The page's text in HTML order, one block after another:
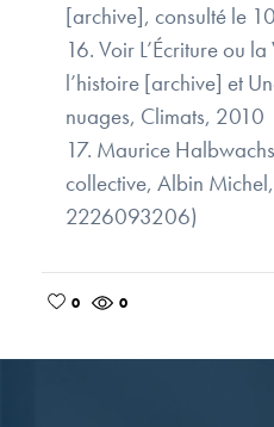
[archive], consulté le
16. Voir L’Écriture ou
l’histoire [archive] et
nuages, Climats, 2010
17. Maurice
collective, Albin
2226093206)
0
0